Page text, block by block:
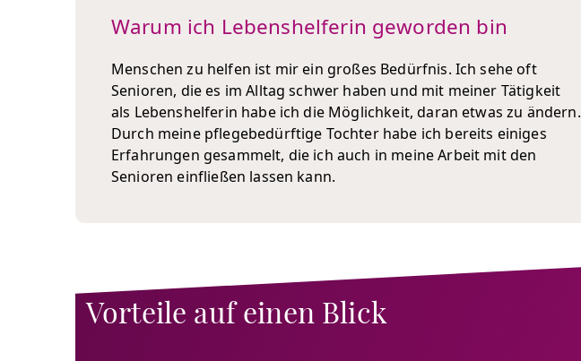
Warum ich Lebenshelferin geworden bin
Menschen zu helfen ist mir ein großes Bedürfnis. Ich sehe oft
Senioren, die es im Alltag schwer haben und mit meiner Tätigkeit
als Lebenshelferin habe ich die Möglichkeit, daran etwas zu ändern.
Durch meine pflegebedürftige Tochter habe ich bereits einiges
Erfahrungen gesammelt, die ich auch in meine Arbeit mit den
Senioren einfließen lassen kann.
Vorteile auf einen Blick